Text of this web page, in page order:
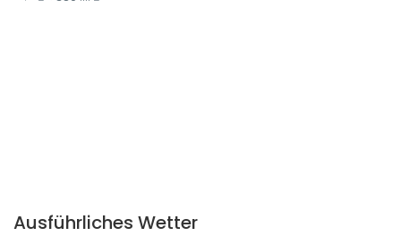
Ausführliches Wetter